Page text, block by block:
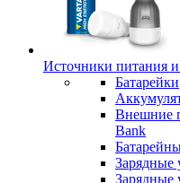
Источники питания и
Батарейки
Внешние
Bank
Зарядные
Зарядные